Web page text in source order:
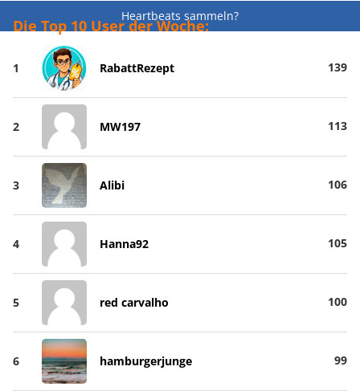
Heartbeats sammeln?
Die Top 10 User der Woche:
1 RabattRezept 139
2 MW197 113
3 Alibi 106
4 Hanna92 105
5 red carvalho 100
6 hamburgerjunge 99